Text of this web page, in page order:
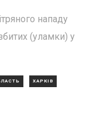
нападу
(уламки) у
ХАРКІВ